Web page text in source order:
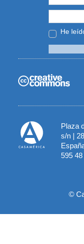
He
Plaza
s/n |
595
©